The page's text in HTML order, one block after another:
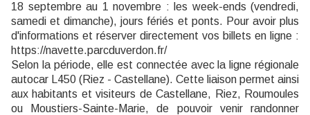
18 septembre au 1 novembre : les week-ends (vendredi,
samedi et dimanche), jours fériés et ponts. Pour avoir plus
d'informations et réserver directement vos billets en ligne :
https://navette.parcduverdon.fr/
Selon la période, elle est connectée avec la ligne régionale
autocar L450 (Riez - Castellane). Cette liaison permet ainsi
aux habitants et visiteurs de Castellane, Riez, Roumoules
ou Moustiers-Sainte-Marie, de pouvoir venir randonner